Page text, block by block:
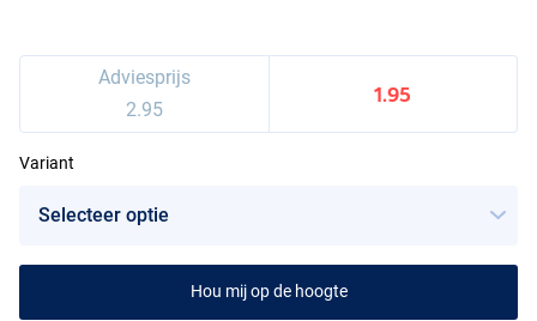
Adviesprijs
2.95
1.95
Variant
Hou mij op de hoogte